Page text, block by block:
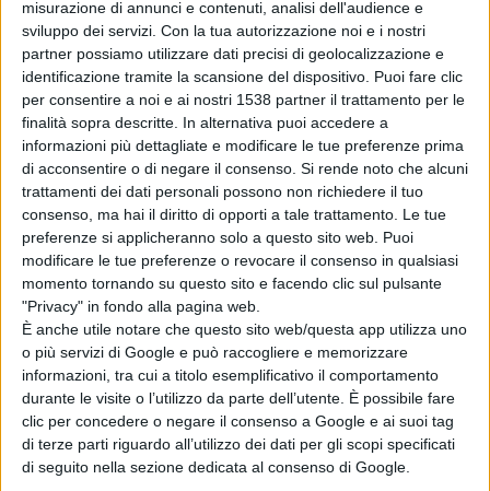
misurazione di annunci e contenuti, analisi dell'audience e
sviluppo dei servizi. Con la tua autorizzazione noi e i nostri
partner possiamo utilizzare dati precisi di geolocalizzazione e
identificazione tramite la scansione del dispositivo. Puoi fare clic
per consentire a noi e ai nostri 1538 partner il trattamento per le
finalità sopra descritte. In alternativa puoi accedere a
informazioni più dettagliate e modificare le tue preferenze prima
di acconsentire o di negare il consenso. Si rende noto che alcuni
trattamenti dei dati personali possono non richiedere il tuo
consenso, ma hai il diritto di opporti a tale trattamento. Le tue
preferenze si applicheranno solo a questo sito web. Puoi
modificare le tue preferenze o revocare il consenso in qualsiasi
momento tornando su questo sito e facendo clic sul pulsante
"Privacy" in fondo alla pagina web.
È anche utile notare che questo sito web/questa app utilizza uno
o più servizi di Google e può raccogliere e memorizzare
informazioni, tra cui a titolo esemplificativo il comportamento
durante le visite o l’utilizzo da parte dell’utente. È possibile fare
clic per concedere o negare il consenso a Google e ai suoi tag
di terze parti riguardo all’utilizzo dei dati per gli scopi specificati
di seguito nella sezione dedicata al consenso di Google.
regimentazione delle acque meteoriche, le buche, la
mancanza di segnaletica e di barriere in corrispondenza
dei tratti meno sicuri, la presenza di avvallamenti e
lesioni superficiali. Si punta quindi a superare tutte
queste situazioni negative con interventi progettati ad
hoc, dal ripristino e rifacimento del piano viabile nei
punti dove è necessario alla posa in opera delle barriere
stradali, dal rifacimento della segnaletica alla
sistemazione delle opere di regimentazione delle acque.
Inoltre il progetto prevede il ripristino e la messa in
sicurezza di due intersezioni stradali, al momento non
disciplinate e quindi poco sicure: l'innesto tra la sp 21 e